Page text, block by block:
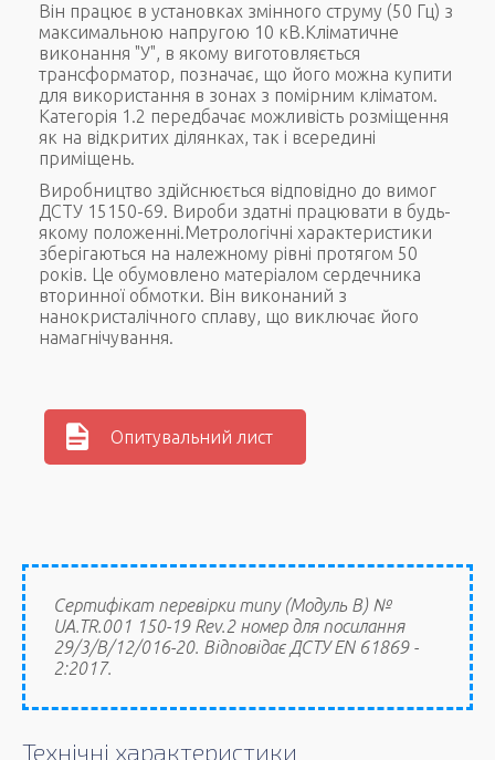
Він працює в установках змінного струму (50 Гц) з
максимальною напругою 10 кВ.Кліматичне
виконання "У", в якому виготовляється
трансформатор, позначає, що його можна купити
для використання в зонах з помірним кліматом.
Категорія 1.2 передбачає можливість розміщення
як на відкритих ділянках, так і всередині
приміщень.
Виробництво здійснюється відповідно до вимог
ДСТУ 15150-69. Вироби здатні працювати в будь-
якому положенні.Метрологічні характеристики
зберігаються на належному рівні протягом 50
років. Це обумовлено матеріалом сердечника
вторинної обмотки. Він виконаний з
нанокристалічного сплаву, що виключає його
намагнічування.
Опитувальний лист
Сертифікат перевірки типу (Модуль В) №
UA.TR.001 150-19 Rev.2 номер для посилання
29/3/В/12/016-20. Відповідає ДСТУ EN 61869 -
2:2017.
Технічні характеристики